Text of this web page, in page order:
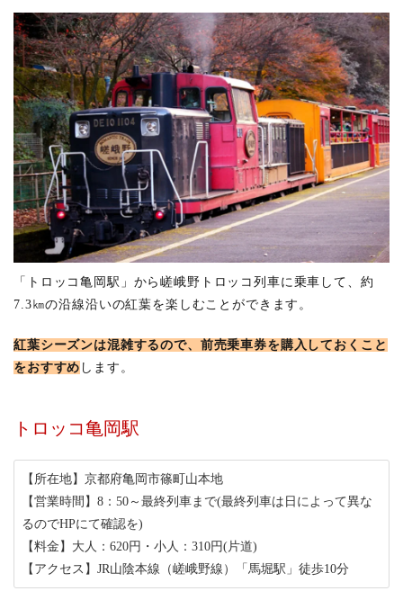
「トロッコ亀岡駅」から嵯峨野トロッコ列車に乗車して、約
7.3㎞の沿線沿いの紅葉を楽しむことができます。
紅葉シーズンは混雑するので、前売乗車券を購入しておくこと
をおすすめ します。
トロッコ亀岡駅
【所在地】京都府亀岡市篠町山本地
【営業時間】8：50～最終列車まで(最終列車は日によって異な
るのでHPにて確認を)
【料金】大人：620円・小人：310円(片道)
【アクセス】JR山陰本線（嵯峨野線）「馬堀駅」徒歩10分